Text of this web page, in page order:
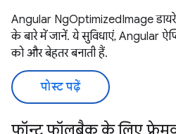
Angular NgOptimizedImage
के बारे में जानें. ये सुविधाएं, Angular
को और बेहतर बनाती हैं.
पोस्ट पढ़ें
फ़ॉन्ट फ़ॉलबैक के लिए